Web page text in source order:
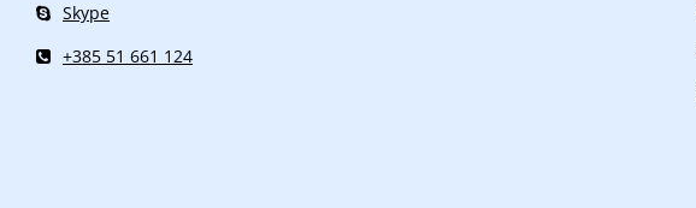
Skype
+385 51 661 124